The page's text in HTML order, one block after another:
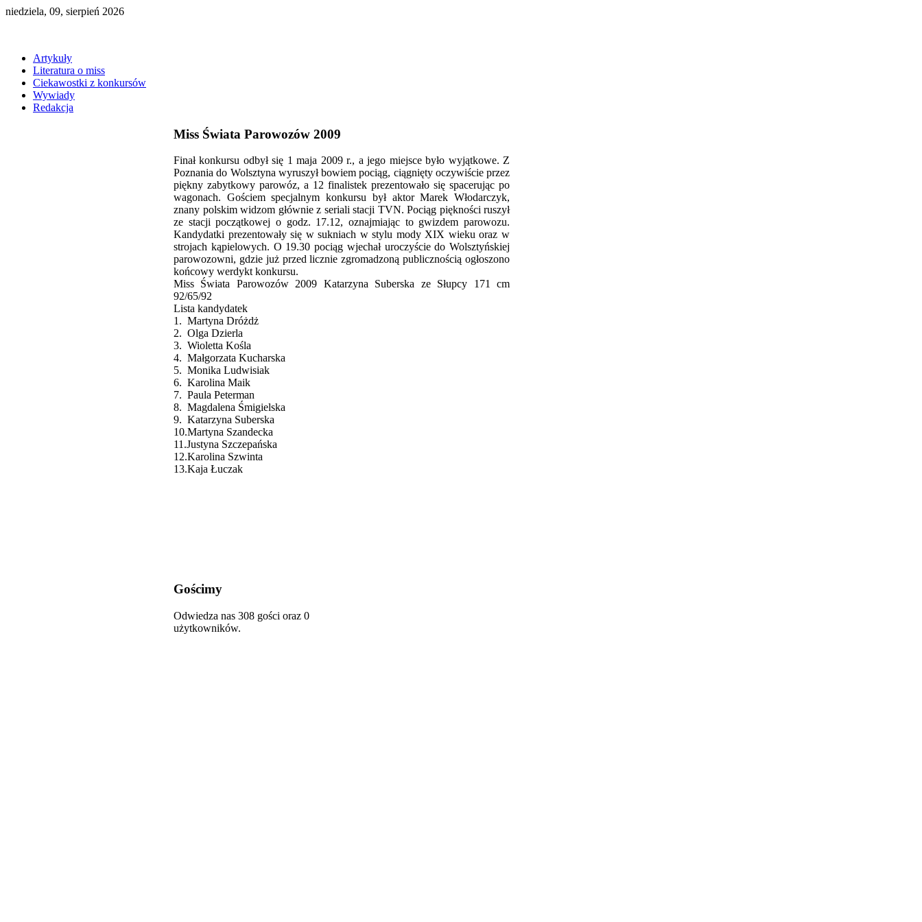
niedziela, 09, sierpień 2026
Artykuły
Literatura o miss
Ciekawostki z konkursów
Wywiady
Redakcja
Miss Świata Parowozów 2009
Finał konkursu odbył się 1 maja 2009 r., a jego miejsce było wyjątkowe. Z
Poznania do Wolsztyna wyruszył bowiem pociąg, ciągnięty oczywiście przez
piękny zabytkowy parowóz, a 12 finalistek prezentowało się spacerując po
wagonach. Gościem specjalnym konkursu był aktor Marek Włodarczyk,
znany polskim widzom głównie z seriali stacji TVN. Pociąg piękności ruszył
ze stacji początkowej o godz. 17.12, oznajmiając to gwizdem parowozu.
Kandydatki prezentowały się w sukniach w stylu mody XIX wieku oraz w
strojach kąpielowych. O 19.30 pociąg wjechał uroczyście do Wolsztyńskiej
parowozowni, gdzie już przed licznie zgromadzoną publicznością ogłoszono
końcowy werdykt konkursu.
Miss Świata Parowozów 2009 Katarzyna Suberska ze Słupcy 171 cm
92/65/92
Lista kandydatek
1. Martyna Dróżdż
2. Olga Dzierla
3. Wioletta Kośla
4. Małgorzata Kucharska
5. Monika Ludwisiak
6. Karolina Maik
7. Paula Peterman
8. Magdalena Śmigielska
9. Katarzyna Suberska
10.Martyna Szandecka
11.Justyna Szczepańska
12.Karolina Szwinta
13.Kaja Łuczak
Gościmy
Odwiedza nas 308 gości oraz 0
użytkowników.